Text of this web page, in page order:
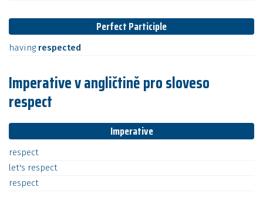
Perfect Participle
having respected
Imperative v angličtině pro sloveso
respect
Imperative
respect
let's respect
respect